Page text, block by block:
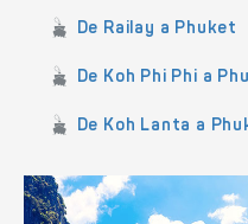
De Railay a Phuket
De Koh Phi Phi a
De Koh Lanta a